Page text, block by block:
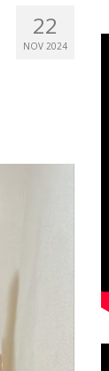
22
NOV 2024